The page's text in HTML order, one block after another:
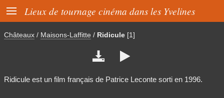
 Lieux de tournage cinéma dans les Yvelines
Châteaux / Maisons-Laffitte / Ridicule [1]
 
Ridicule est un film français de Patrice Leconte sorti en 1996.